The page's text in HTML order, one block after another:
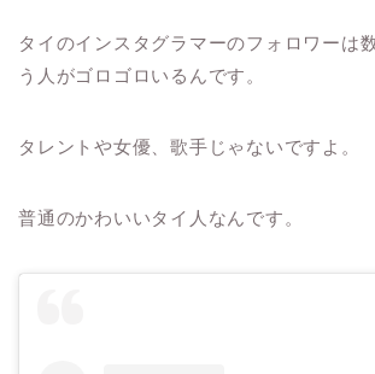
タイのインスタグラマーのフォロワーは
う人がゴロゴロいるんです。
タレントや女優、歌手じゃないですよ。
普通のかわいいタイ人なんです。